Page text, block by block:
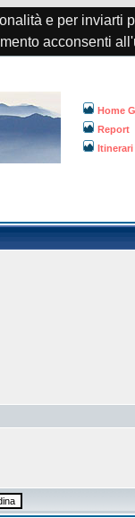
e per inviarti
acconsenti
Home
Report
Itinerari